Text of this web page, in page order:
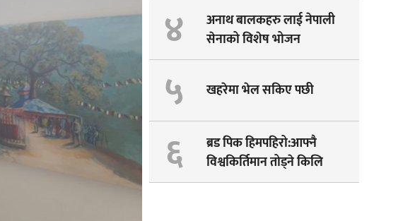
४
अनाथ बालकहरु लाई नेपाली
सेनाको विशेष भोजन
५ खहरेमा भेल सकिए पछी
६
ब्रड पिक हिमपहिरो:आफ्नै
विश्वकिर्तिमान तोड्ने किलि
पेम्बाको सपना अधुरै !